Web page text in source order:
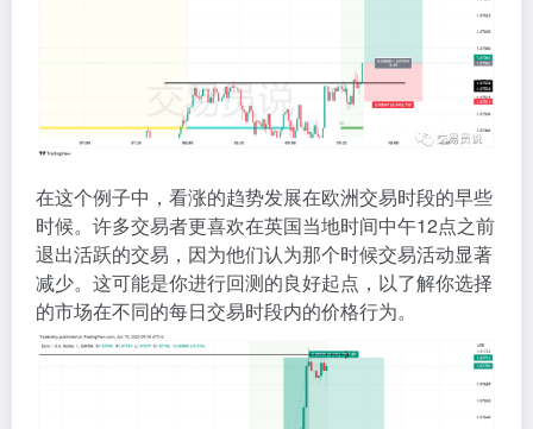
在这个例子中，看涨的趋势发展在欧洲交易时段的早些
时候。许多交易者更喜欢在英国当地时间中午12点之前
退出活跃的交易，因为他们认为那个时候交易活动显著
减少。这可能是你进行回测的良好起点，以了解你选择
的市场在不同的每日交易时段内的价格行为。